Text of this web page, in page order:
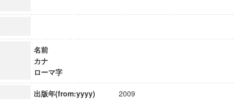
名前
カナ
ローマ字
出版年(from:yyyy)
2009